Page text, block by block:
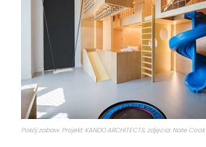
Pokój zabaw. Projekt: KANDO ARCHITECTS, zdjęcia: Nate Cook